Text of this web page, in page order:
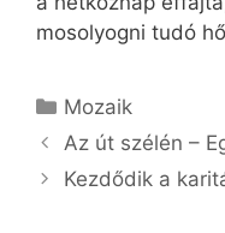
mosolyogni tudó
Kategória
Mozaik
Az út szélén –
Kezdődik a